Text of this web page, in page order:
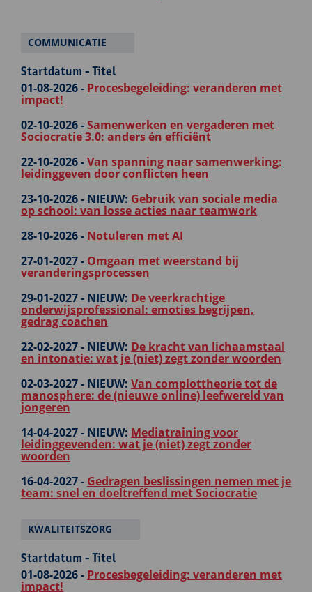
COMMUNICATIE
Startdatum - Titel
01-08-2026 - Procesbegeleiding: veranderen met
impact!
02-10-2026 -Samenwerken en vergaderen met
Sociocratie 3.0: anders én efficiënt
22-10-2026 -Van spanning naar samenwerking:
leidinggeven door conflicten heen
23-10-2026 - NIEUW: Gebruik van sociale media
op school: van losse acties naar teamwork
28-10-2026 - Notuleren met AI
27-01-2027 - Omgaan met weerstand bij
veranderingsprocessen
29-01-2027 - NIEUW: De veerkrachtige
onderwijsprofessional: emoties begrijpen,
gedrag coachen
22-02-2027 - NIEUW: De kracht van lichaamstaal
en intonatie: wat je (niet) zegt zonder woorden
02-03-2027 - NIEUW: Van complottheorie tot de
manosphere: de (nieuwe online) leefwereld van
jongeren
14-04-2027 - NIEUW: Mediatraining voor
leidinggevenden: wat je (niet) zegt zonder
woorden
16-04-2027 - Gedragen beslissingen nemen met je
team: snel en doeltreffend met Sociocratie
KWALITEITSZORG
Startdatum - Titel
01-08-2026 - Procesbegeleiding: veranderen met
impact!